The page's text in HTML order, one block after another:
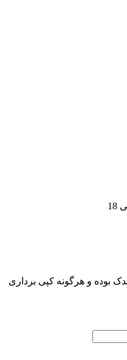
بوده و هرگونه کپی برداری